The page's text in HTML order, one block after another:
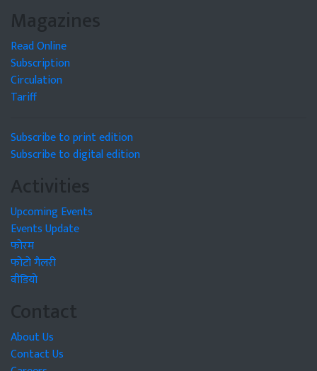
Magazines
Read Online
Subscription
Circulation
Tariff
Subscribe to print edition
Subscribe to digital edition
Activities
Upcoming Events
Events Update
फोरम
फोटो गैलरी
वीडियो
Contact
About Us
Contact Us